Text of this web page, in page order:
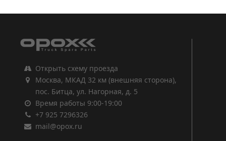
Открыть схему проезда
Москва, МКАД 32 км (внешняя сторона),
пос. Битца, ул. Нагорная, д. 5
Время работы 9:00-19:00
+7 925 7296326
mail@opox.ru